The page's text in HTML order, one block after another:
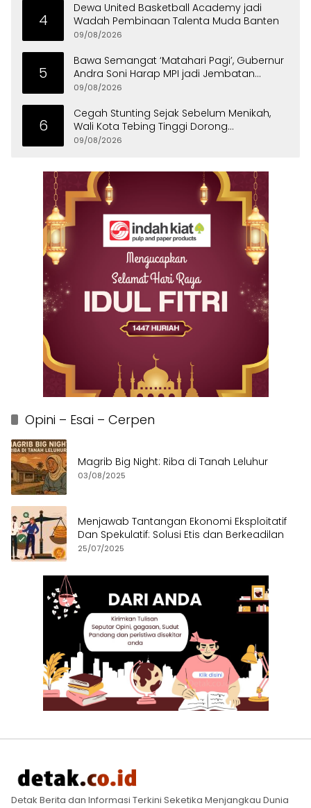
4
Dewa United Basketball Academy jadi
Wadah Pembinaan Talenta Muda Banten
09/08/2026
5
Bawa Semangat ‘Matahari Pagi’, Gubernur
Andra Soni Harap MPI jadi Jembatan
Aspirasi Warga Banten
09/08/2026
6
Cegah Stunting Sejak Sebelum Menikah,
Wali Kota Tebing Tinggi Dorong
Optimalisasi SP3 Catin
09/08/2026
Opini – Esai – Cerpen
Magrib Big Night: Riba di Tanah Leluhur
03/08/2025
Menjawab Tantangan Ekonomi Eksploitatif
Dan Spekulatif: Solusi Etis dan Berkeadilan
25/07/2025
Detak Berita dan Informasi Terkini Seketika Menjangkau Dunia